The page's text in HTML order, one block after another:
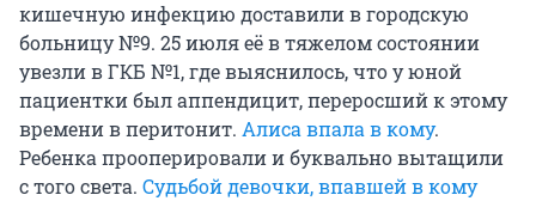
кишечную инфекцию доставили в городскую
больницу №9. 25 июля её в тяжелом состоянии
увезли в ГКБ №1, где выяснилось, что у юной
пациентки был аппендицит, переросший к этому
времени в перитонит. Алиса впала в кому.
Ребенка прооперировали и буквально вытащили
с того света. Судьбой девочки, впавшей в кому